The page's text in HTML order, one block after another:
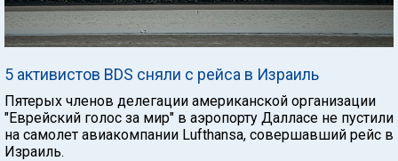
5 активистов BDS сняли с рейса в Израиль
Пятерых членов делегации американской организации
"Еврейский голос за мир" в аэропорту Далласе не пустили
на самолет авиакомпании Lufthansa, совершавший рейс в
Израиль.